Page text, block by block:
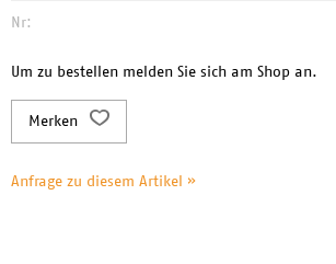
Nr:
Um zu bestellen melden Sie sich am Shop an.
Merken
Anfrage zu diesem Artikel »